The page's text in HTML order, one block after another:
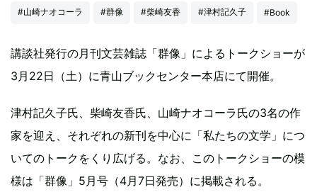
#山崎ナオコーラ #群像 #柴崎友香 #津村記久子 #Book
講談社発行の月刊文芸雑誌「群像」によるトークショーが
3月22日（土）に青山ブックセンター本店にて開催。
津村記久子氏、柴崎友香氏、山崎ナオコーラ氏の3名の作
家を迎え、それぞれの新刊を中心に「私たちの文学」につ
いてのトークをくり広げる。なお、このトークショーの模
様は「群像」5月号（4月7日発売）に掲載される。